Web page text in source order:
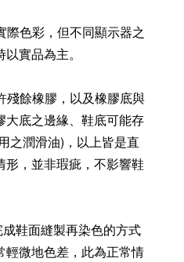
際色彩，但不同顯示器之
實品為主。
殘餘橡膠，以及橡膠底與
大底之邊緣、鞋底可能存
之潤滑油)，以上皆是直
形，並非瑕疵，不影響鞋
鞋面縫製再染色的方式
輕微地色差，此為正常情